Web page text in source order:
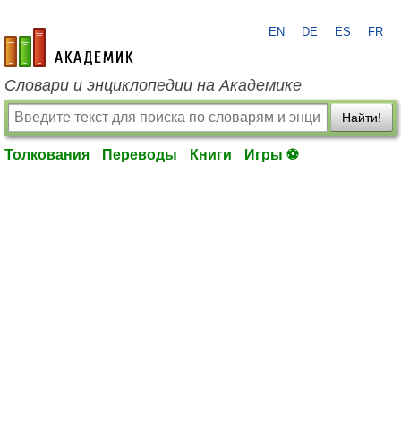
academic.ru
EN DE ES FR
Словари и энциклопедии на Академике
Найти!
Толкования Переводы Книги Игры ⚽